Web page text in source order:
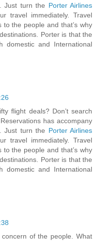
Just turn the Porter Airlines
travel immediately. Travel
the people and that’s why
Porter is that the
domestic and International
flight deals? Don’t search
has accompany
Just turn the Porter Airlines
travel immediately. Travel
the people and that’s why
Porter is that the
domestic and International
of the people. What